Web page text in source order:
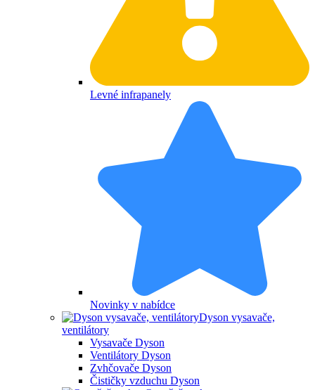
Levné infrapanely
Novinky v nabídce
Dyson vysavače,
ventilátory
Vysavače Dyson
Ventilátory Dyson
Zvhčovače Dyson
Čističky vzduchu Dyson